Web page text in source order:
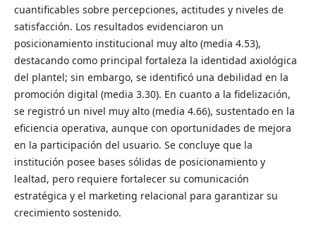
cuantificables sobre percepciones, actitudes y niveles de
satisfacción. Los resultados evidenciaron un
posicionamiento institucional muy alto (media 4.53),
destacando como principal fortaleza la identidad axiológica
del plantel; sin embargo, se identificó una debilidad en la
promoción digital (media 3.30). En cuanto a la fidelización,
se registró un nivel muy alto (media 4.66), sustentado en la
eficiencia operativa, aunque con oportunidades de mejora
en la participación del usuario. Se concluye que la
institución posee bases sólidas de posicionamiento y
lealtad, pero requiere fortalecer su comunicación
estratégica y el marketing relacional para garantizar su
crecimiento sostenido.